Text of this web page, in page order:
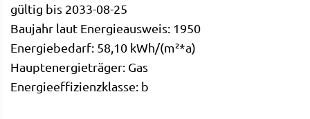
gültig bis 2033-08-25
Baujahr laut Energieausweis: 1950
Energiebedarf: 58,10 kWh/(m²*a)
Hauptenergieträger: Gas
Energieeffizienzklasse: b